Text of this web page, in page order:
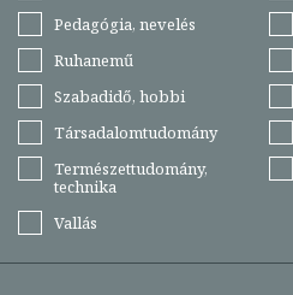
Pedagógia, nevelés
Ruhanemű
Szabadidő, hobbi
Társadalomtudomány
Természettudomány,
technika
Vallás